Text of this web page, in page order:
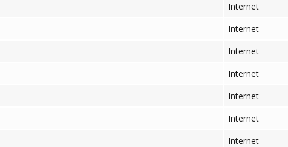
Internet
Internet
Internet
Internet
Internet
Internet
Internet